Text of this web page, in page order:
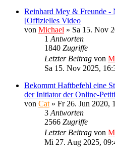
Reinhard Mey & Freunde -
[Offizielles Video
von Michael » Sa 15. Nov
1 Antworten
1840 Zugriffe
Letzter Beitrag von
Sa 15. Nov 2025,
Bekommt Haftbefehl eine
der Initiator der Online-
von Cat » Fr 26. Jun 2020,
3 Antworten
2566 Zugriffe
Letzter Beitrag von
Mi 27. Aug 2025,